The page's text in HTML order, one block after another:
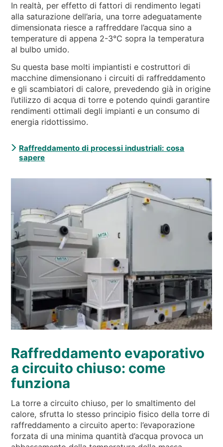
In realtà, per effetto di fattori di rendimento legati
alla saturazione dell’aria, una torre adeguatamente
dimensionata riesce a raffreddare l’acqua sino a
temperature di appena 2-3°C sopra la temperatura
al bulbo umido.
Su questa base molti impiantisti e costruttori di
macchine dimensionano i circuiti di raffreddamento
e gli scambiatori di calore, prevedendo già in origine
l’utilizzo di acqua di torre e potendo quindi garantire
rendimenti ottimali degli impianti e un consumo di
energia ridottissimo.
Raffreddamento di processi industriali: cosa
sapere
Raffreddamento evaporativo
a circuito chiuso: come
funziona
La torre a circuito chiuso, per lo smaltimento del
calore, sfrutta lo stesso principio fisico della torre di
raffreddamento a circuito aperto: l’evaporazione
forzata di una minima quantità d’acqua provoca un